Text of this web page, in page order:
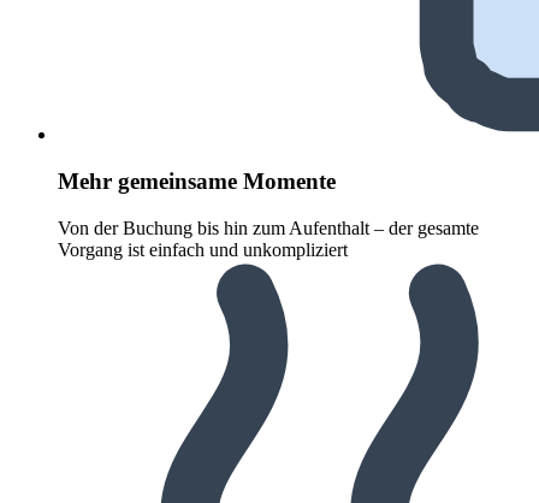
Mehr gemeinsame Momente
Von der Buchung bis hin zum Aufenthalt – der gesamte
Vorgang ist einfach und unkompliziert